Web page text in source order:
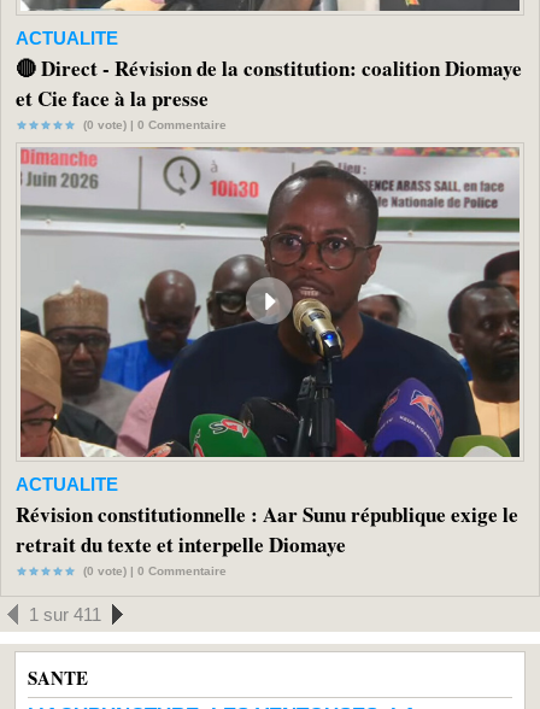
ACTUALITE
🔴 Direct - Révision de la constitution: coalition Diomaye
et Cie face à la presse
(0 vote) | 0 Commentaire
ACTUALITE
Révision constitutionnelle : Aar Sunu république exige le
retrait du texte et interpelle Diomaye
(0 vote) | 0 Commentaire
1 sur 411
SANTE